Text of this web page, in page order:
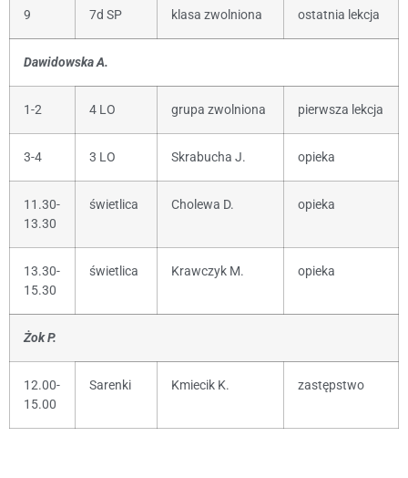
9 7d SP klasa zwolniona ostatnia lekcja
Dawidowska A.
1-2 4 LO grupa zwolniona pierwsza lekcja
3-4 3 LO Skrabucha J. opieka
11.30-
13.30
świetlica Cholewa D. opieka
13.30-
15.30
świetlica Krawczyk M. opieka
Żok P.
12.00-
15.00
Sarenki Kmiecik K. zastępstwo